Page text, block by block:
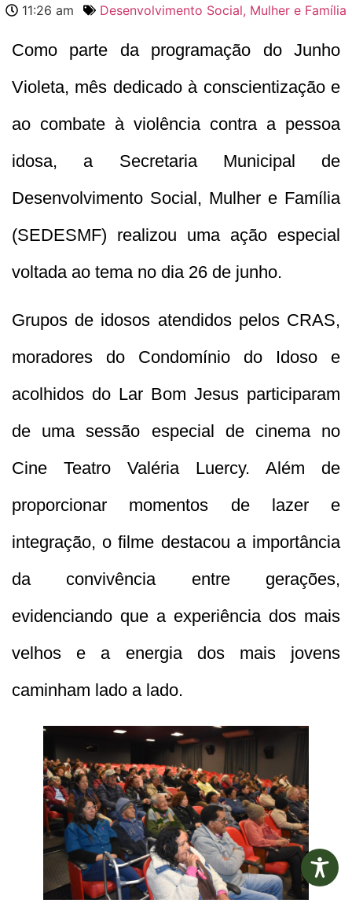
11:26 am
Desenvolvimento Social, Mulher e Família
Como parte da programação do Junho
Violeta, mês dedicado à conscientização e
ao combate à violência contra a pessoa
idosa, a Secretaria Municipal de
Desenvolvimento Social, Mulher e Família
(SEDESMF) realizou uma ação especial
voltada ao tema no dia 26 de junho.
Grupos de idosos atendidos pelos CRAS,
moradores do Condomínio do Idoso e
acolhidos do Lar Bom Jesus participaram
de uma sessão especial de cinema no
Cine Teatro Valéria Luercy. Além de
proporcionar momentos de lazer e
integração, o filme destacou a importância
da convivência entre gerações,
evidenciando que a experiência dos mais
velhos e a energia dos mais jovens
caminham lado a lado.